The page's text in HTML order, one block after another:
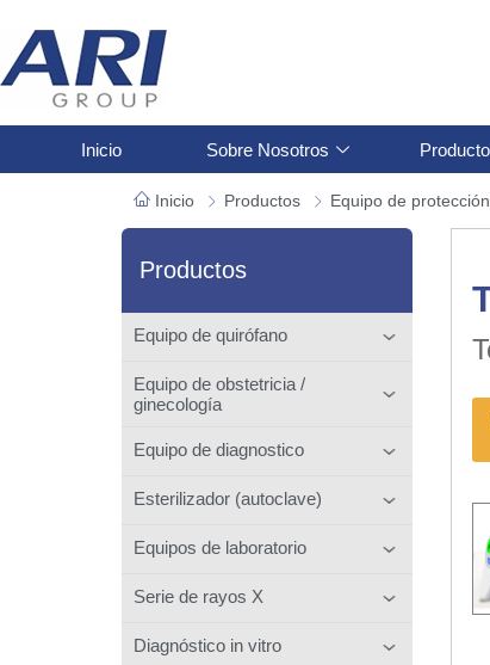
Inicio Sobre Nosotros
Inicio Productos Equipo de
Productos
Equipo de quirófano
Equipo de obstetricia /
ginecología
Equipo de diagnostico
Esterilizador (autoclave)
Equipos de laboratorio
Serie de rayos X
Diagnóstico in vitro